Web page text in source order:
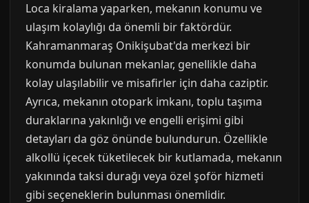
Loca kiralama yaparken, mekanın konumu ve
ulaşım kolaylığı da önemli bir faktördür.
Kahramanmaraş Onikişubat'da merkezi bir
konumda bulunan mekanlar, genellikle daha
kolay ulaşılabilir ve misafirler için daha caziptir.
Ayrıca, mekanın otopark imkanı, toplu taşıma
duraklarına yakınlığı ve engelli erişimi gibi
detayları da göz önünde bulundurun. Özellikle
alkollü içecek tüketilecek bir kutlamada, mekanın
yakınında taksi durağı veya özel şoför hizmeti
gibi seçeneklerin bulunması önemlidir.